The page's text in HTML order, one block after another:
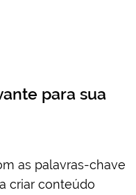
para sua
as palavras-chave
criar conteúdo